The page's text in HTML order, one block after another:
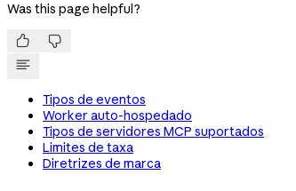
Was this page helpful?
 
Tipos de eventos
Worker auto-hospedado
Tipos de servidores MCP suportados
Limites de taxa
Diretrizes de marca